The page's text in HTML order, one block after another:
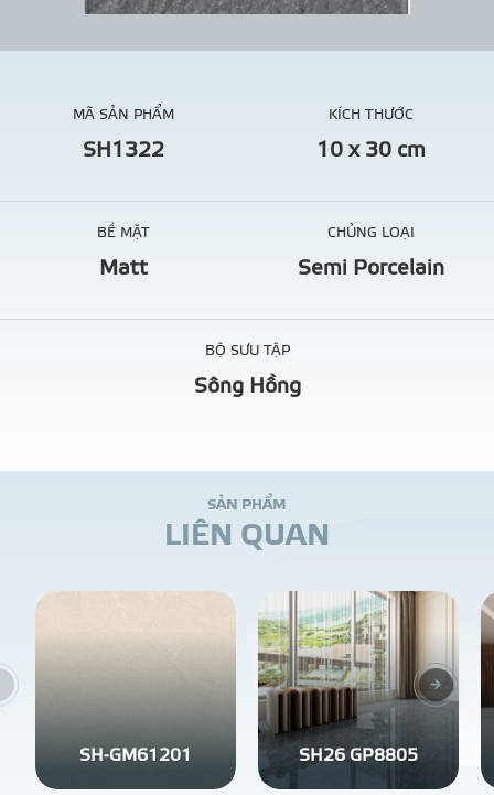
MÃ SẢN PHẨM
SH1322
KÍCH THƯỚC
10 x 30 cm
BỀ MẶT
Matt
CHỦNG LOẠI
Semi Porcelain
BỘ SƯU TẬP
Sông Hồng
SẢN PHẨM
LIÊN QUAN
SH-GM61201 SH26 GP8805